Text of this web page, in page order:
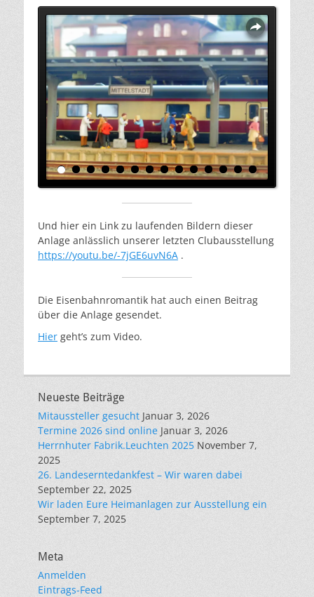
Overlays
Und hier ein Link zu laufenden Bildern dieser
Anlage anlässlich unserer letzten Clubausstellung
https://youtu.be/-7jGE6uvN6A .
Die Eisenbahnromantik hat auch einen Beitrag
über die Anlage gesendet.
Hier geht’s zum Video.
Neueste Beiträge
Mitaussteller gesucht Januar 3, 2026
Termine 2026 sind online Januar 3, 2026
Herrnhuter Fabrik.Leuchten 2025 November 7,
2025
26. Landeserntedankfest – Wir waren dabei
September 22, 2025
Wir laden Eure Heimanlagen zur Ausstellung ein
September 7, 2025
Meta
Anmelden
Eintrags-Feed